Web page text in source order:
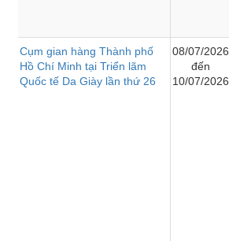
Cụm gian hàng Thành phố
Hồ Chí Minh tại Triển lãm
Quốc tế Da Giày lần thứ 26
08/07/2026
đến
10/07/2026